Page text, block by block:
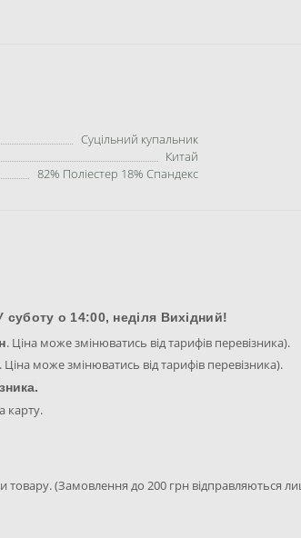
Суцільний купальник
Китай
82% Поліестер 18% Спандекс
о 14:00, неділя Вихідний!
. Ціна може змінюватись від тарифів перевізника).
. Ціна може змінюватись від тарифів перевізника).
карту.
товару. (Замовлення до 200 грн відправляються